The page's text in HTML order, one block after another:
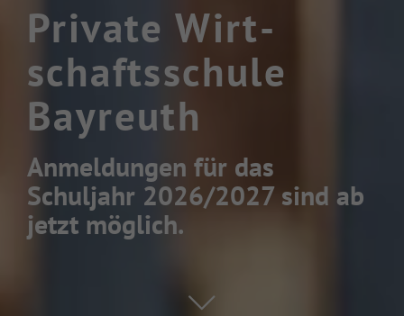
Private Wirt­
schafts­schule
Bayreuth
Anmeldungen für das
Schuljahr 2026/2027 sind ab
jetzt möglich.